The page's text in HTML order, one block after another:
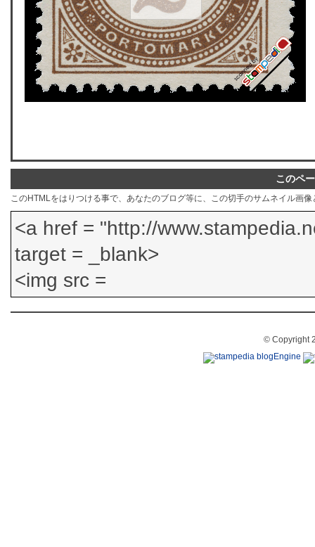
このペ
このHTMLをはりつける事で、あなたのブログ等に、この切手のサムネイル画
© Copyright